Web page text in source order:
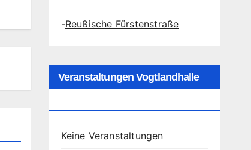
-Reußische Fürstenstraße
Veranstaltungen Vogtlandhalle
Keine Veranstaltungen